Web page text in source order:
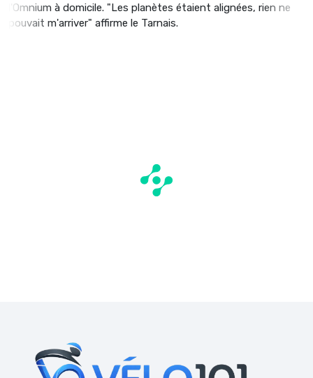
l'Omnium à domicile. "Les planètes étaient alignées, rien ne
pouvait m'arriver" affirme le Tarnais.